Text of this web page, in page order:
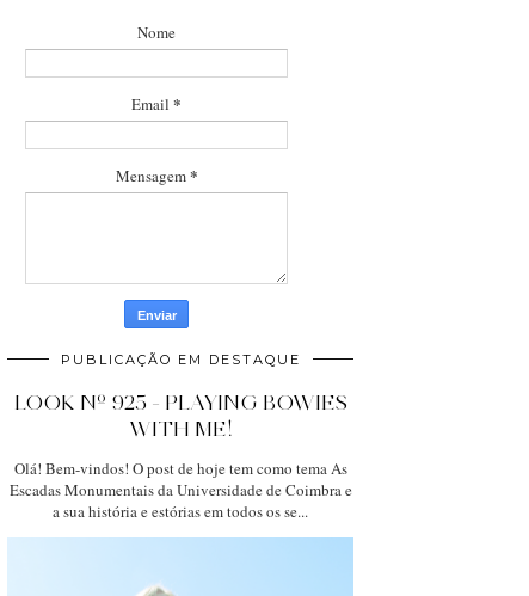
Nome
Email *
Mensagem*
PUBLICAÇÃO EM DESTAQUE
LOOK Nº 925 - PLAYING BOWIES
WITH ME!
Olá! Bem-vindos! O post de hoje tem como tema As
Escadas Monumentais da Universidade de Coimbra e
a sua história e estórias em todos os se...